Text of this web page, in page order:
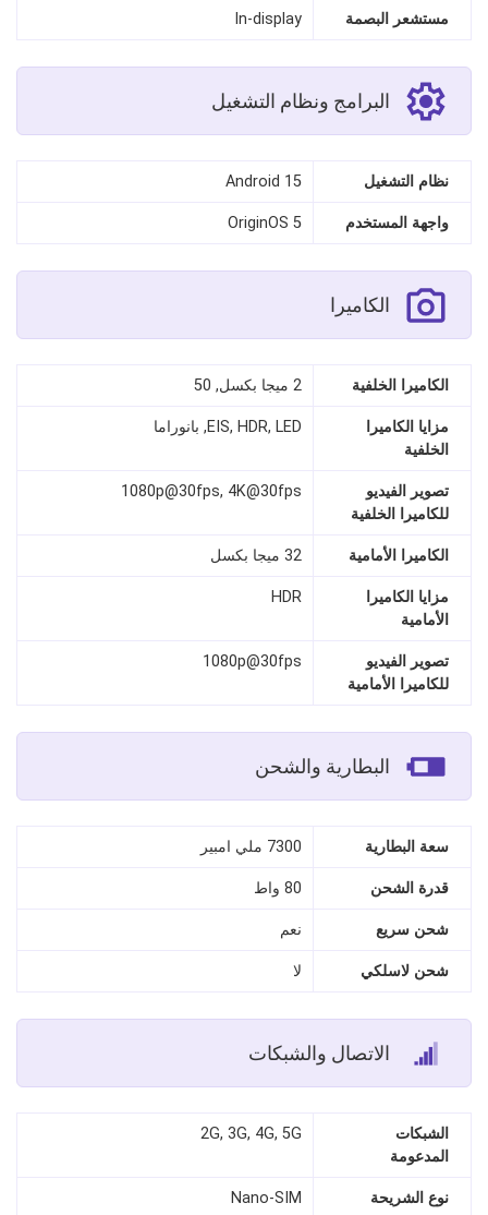
مستشعر البصمة In‑display
البرامج ونظام التشغيل
نظام التشغيل Android 15
واجهة المستخدم OriginOS 5
الكاميرا
الكاميرا الخلفية 2 ميجا بكسل, 50
مزايا الكاميرا
الخلفية
EIS, HDR, LED, بانوراما
تصوير الفيديو
للكاميرا الخلفية
1080p@30fps, 4K@30fps
الكاميرا الأمامية 32 ميجا بكسل
مزايا الكاميرا
الأمامية
HDR
تصوير الفيديو
للكاميرا الأمامية
1080p@30fps
البطارية والشحن
سعة البطارية 7300 ملي امبير
قدرة الشحن 80 واط
شحن سريع نعم
شحن لاسلكي لا
الاتصال والشبكات
الشبكات
المدعومة
2G, 3G, 4G, 5G
نوع الشريحة Nano‑SIM